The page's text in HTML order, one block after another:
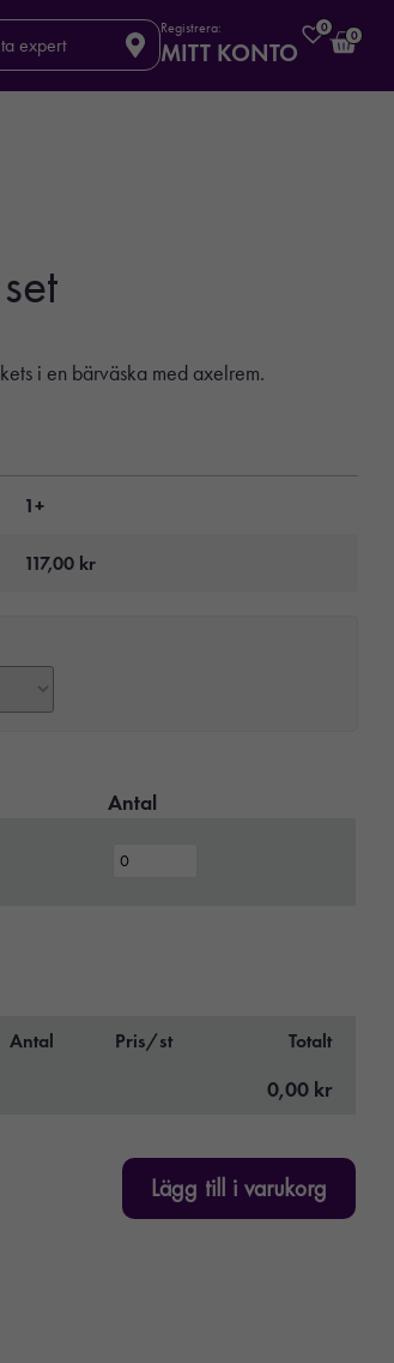
expert
Registrera:
MITT KONTO
0
0
i en bärväska med axelrem.
1+
117,00 kr
Antal
Antal Pris/st Totalt
0,00 kr
Lägg till i varukorg